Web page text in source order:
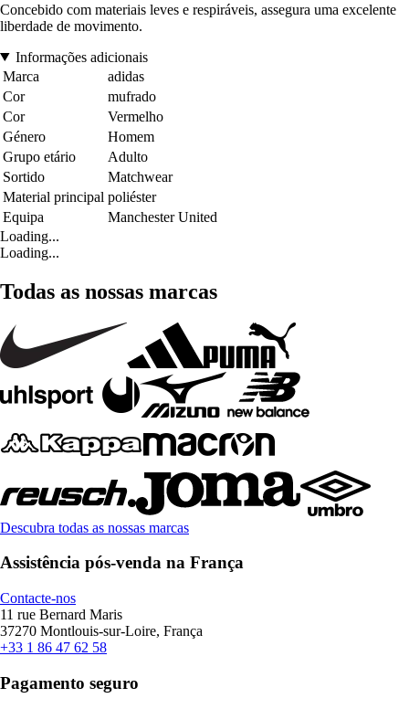
Concebido com materiais leves e respiráveis, assegura uma excelente
liberdade de movimento.
Informações adicionais
Marca
adidas
Cor
mufrado
Cor
Vermelho
Género
Homem
Grupo etário
Adulto
Sortido
Matchwear
Material principal poliéster
Equipa
Manchester United
Loading...
Loading...
Todas as nossas marcas
Descubra todas as nossas marcas
Assistência pós-venda na França
Contacte-nos
11 rue Bernard Maris
37270 Montlouis-sur-Loire, França
+33 1 86 47 62 58
Pagamento seguro